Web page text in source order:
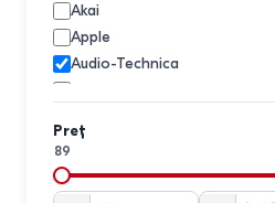
Akai
Apple
Audio-Technica
Belkin
Beyerdynamic
Blackview
Preț
89